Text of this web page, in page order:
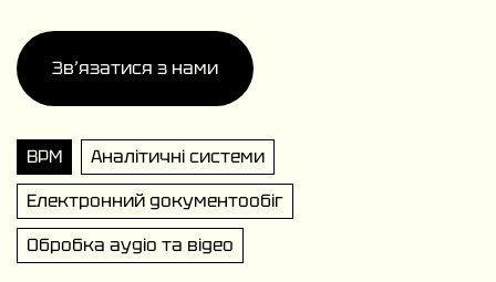
Звʼязатися з нами
BPM
Аналітичні системи
Електронний документообіг
Обробка аудіо та відео